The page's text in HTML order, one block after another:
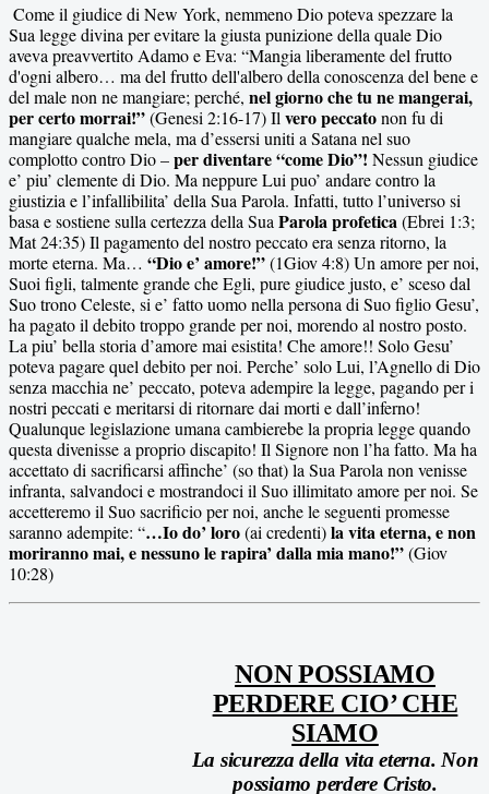
Come il giudice di New York, nemmeno Dio poteva spezzare la
Sua legge divina per evitare la giusta punizione della quale Dio
aveva preavvertito Adamo e Eva: “Mangia liberamente del frutto
d'ogni albero… ma del frutto dell'albero della conoscenza del bene e
del male non ne mangiare; perché, nel giorno che tu ne mangerai,
per certo morrai!”(Genesi 2:16-17) Il vero peccatonon fu di
mangiare qualche mela, ma d’essersi uniti a Satana nel suo
complotto contro Dio –per diventare “come Dio”! Nessun giudice
e’ piu’ clemente di Dio. Ma neppure Lui puo’ andare contro la
giustizia e l’infallibilita’ della Sua Parola. Infatti, tutto l’universo si
basa e sostiene sulla certezza della Sua Parola profetica(Ebrei 1:3;
Mat 24:35) Il pagamento del nostro peccato era senza ritorno, la
morte eterna. Ma… “Dio e’ amore!”(1Giov 4:8) Un amore per noi,
Suoi figli, talmente grande che Egli, pure giudice justo, e’ sceso dal
Suo trono Celeste, si e’ fatto uomo nella persona di Suo figlio Gesu’,
ha pagato il debito troppo grande per noi, morendo al nostro posto.
La piu’ bella storia d’amore mai esistita! Che amore!! Solo Gesu’
poteva pagare quel debito per noi. Perche’ solo Lui, l’Agnello di Dio
senza macchia ne’ peccato, poteva adempire la legge, pagando per i
nostri peccati e meritarsi di ritornare dai morti e dall’inferno!
Qualunque legislazione umana cambierebe la propria legge quando
questa divenisse a proprio discapito! Il Signore non l’ha fatto. Ma ha
accettato di sacrificarsi affinche’ (so that) la Sua Parola non venisse
infranta, salvandoci e mostrandoci il Suo illimitato amore per noi. Se
accetteremo il Suo sacrificio per noi, anche le seguenti promesse
saranno adempite: “…Io do’ loro(ai credenti)la vita eterna, e non
moriranno mai, e nessuno le rapira’ dalla mia mano!”(Giov
10:28)
NON POSSIAMO
PERDERE CIO’ CHE
SIAMO
La sicurezza della vita eterna. Non
possiamo perdere Cristo.